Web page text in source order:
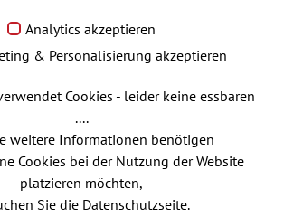
Analytics akzeptieren
& Personalisierung akzeptieren
Cookies - leider keine essbaren
....
weitere Informationen benötigen
Cookies bei der Nutzung der Website
platzieren möchten,
Sie die Datenschutzseite.